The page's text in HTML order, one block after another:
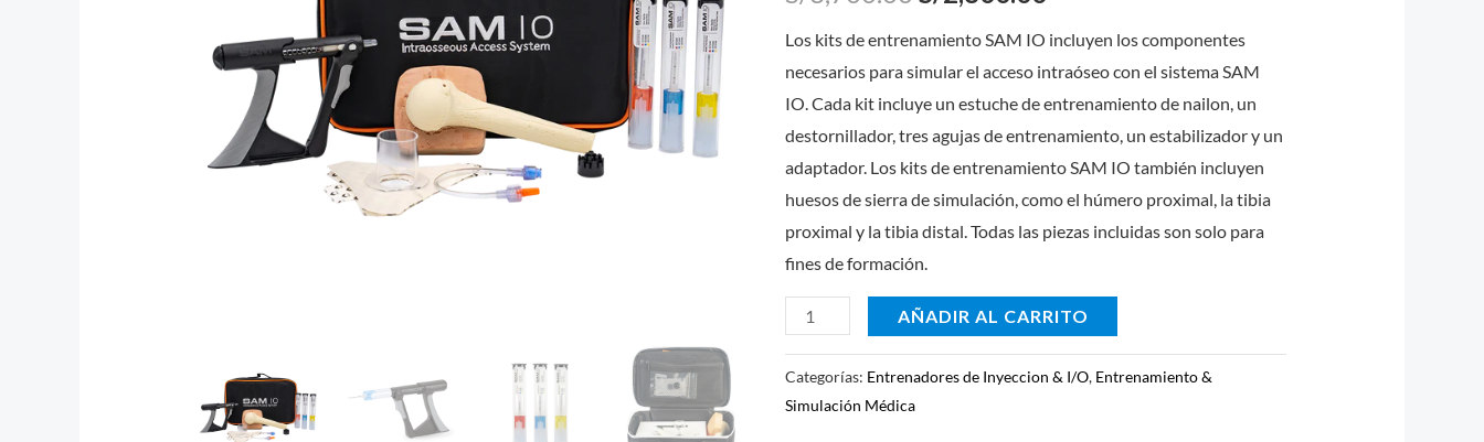
Los kits de entrenamiento SAM IO incluyen los componentes
necesarios para simular el acceso intraóseo con el sistema SAM
IO. Cada kit incluye un estuche de entrenamiento de nailon, un
destornillador, tres agujas de entrenamiento, un estabilizador y un
adaptador. Los kits de entrenamiento SAM IO también incluyen
huesos de sierra de simulación, como el húmero proximal, la tibia
proximal y la tibia distal. Todas las piezas incluidas son solo para
fines de formación.
AÑADIR AL CARRITO
Categorías: Entrenadores de Inyeccion & I/O, Entrenamiento &
Simulación Médica